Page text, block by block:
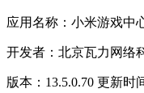
应用名称：小米游戏中
开发者：北京瓦力网络
版本：13.5.0.70 更新时